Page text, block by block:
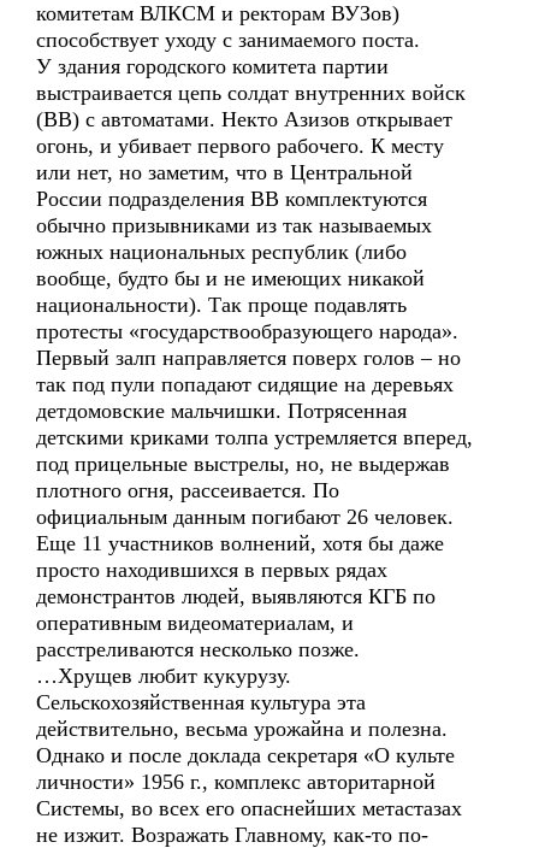
комитетам ВЛКСМ и ректорам ВУЗов)
способствует уходу с занимаемого поста.
У здания городского комитета партии
выстраивается цепь солдат внутренних войск
(ВВ) с автоматами. Некто Азизов открывает
огонь, и убивает первого рабочего. К месту
или нет, но заметим, что в Центральной
России подразделения ВВ комплектуются
обычно призывниками из так называемых
южных национальных республик (либо
вообще, будто бы и не имеющих никакой
национальности). Так проще подавлять
протесты «государствообразующего народа».
Первый залп направляется поверх голов – но
так под пули попадают сидящие на деревьях
детдомовские мальчишки. Потрясенная
детскими криками толпа устремляется вперед,
под прицельные выстрелы, но, не выдержав
плотного огня, рассеивается. По
официальным данным погибают 26 человек.
Еще 11 участников волнений, хотя бы даже
просто находившихся в первых рядах
демонстрантов людей, выявляются КГБ по
оперативным видеоматериалам, и
расстреливаются несколько позже.
…Хрущев любит кукурузу.
Сельскохозяйственная культура эта
действительно, весьма урожайна и полезна.
Однако и после доклада секретаря «О культе
личности» 1956 г., комплекс авторитарной
Системы, во всех его опаснейших метастазах
не изжит. Возражать Главному, как-то по-